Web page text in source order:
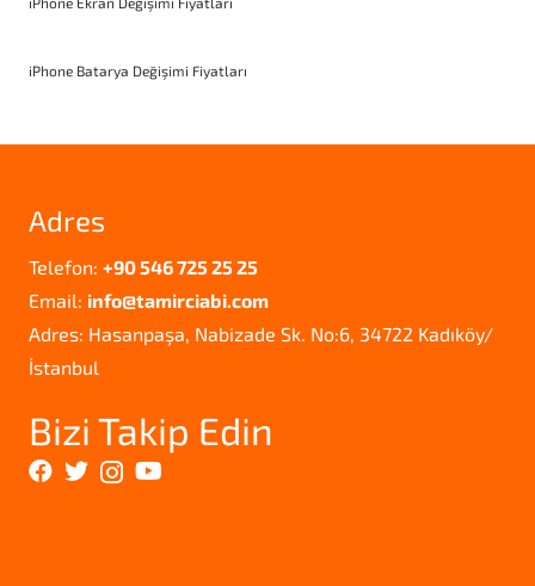
iPhone Batarya Değişimi Fiyatları
Adres
Telefon: +90 546 725 25 25
Email: info@tamirciabi.com
Adres: Hasanpaşa, Nabizade Sk. No:6, 34722 Kadıköy/
İstanbul
Bizi Takip Edin